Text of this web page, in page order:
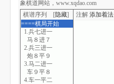
棋谱序列 [隐藏]
====棋局开始
1.兵七进一
马８进７
2.兵三进一
炮８平９
3.马二进一
车９平８
4.车一平二
注解 添加着法
象棋道网站，www.xqdao.com